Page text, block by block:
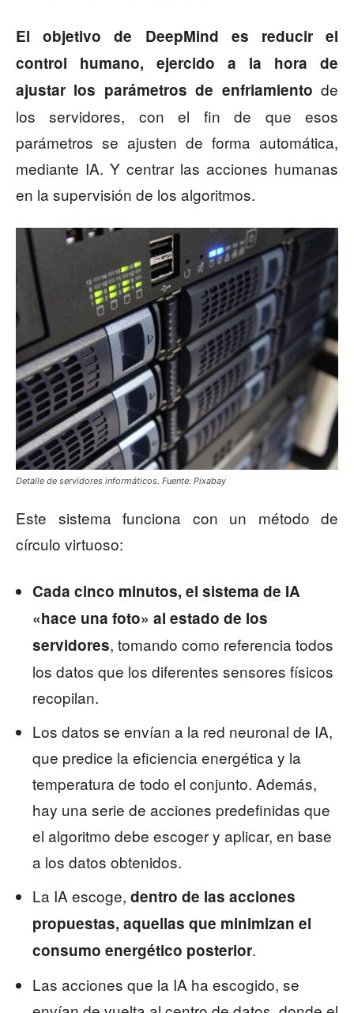
El objetivo de DeepMind es reducir el
control humano, ejercido a la hora de
ajustar los parámetros de enfriamiento de
los servidores, con el fin de que esos
parámetros se ajusten de forma automática,
mediante IA. Y centrar las acciones humanas
en la supervisión de los algoritmos.
Detalle de servidores informáticos. Fuente: Pixabay
Este sistema funciona con un método de
círculo virtuoso:
Cada cinco minutos, el sistema de IA
«hace una foto» al estado de los
servidores, tomando como referencia todos
los datos que los diferentes sensores físicos
recopilan.
Los datos se envían a la red neuronal de IA,
que predice la eficiencia energética y la
temperatura de todo el conjunto. Además,
hay una serie de acciones predefinidas que
el algoritmo debe escoger y aplicar, en base
a los datos obtenidos.
La IA escoge, dentro de las acciones
propuestas, aquellas que minimizan el
consumo energético posterior.
Las acciones que la IA ha escogido, se